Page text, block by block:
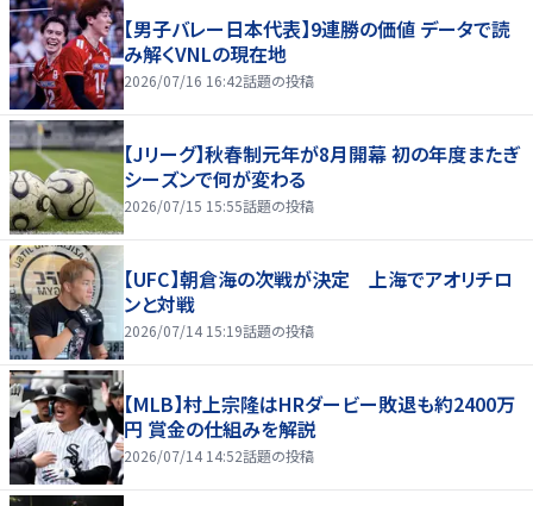
【男子バレー日本代表】9連勝の価値 データで読
み解くVNLの現在地
2026/07/16 16:42話題の投稿
【Jリーグ】秋春制元年が8月開幕 初の年度またぎ
シーズンで何が変わる
2026/07/15 15:55話題の投稿
【UFC】朝倉海の次戦が決定 上海でアオリチロ
ンと対戦
2026/07/14 15:19話題の投稿
【MLB】村上宗隆はHRダービー敗退も約2400万
円 賞金の仕組みを解説
2026/07/14 14:52話題の投稿